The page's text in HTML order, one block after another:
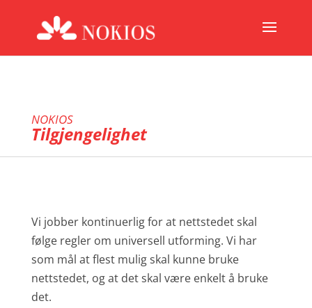
NOKIOS
Tilgjengelighet
Vi jobber kontinuerlig for at nettstedet skal
følge regler om universell utforming. Vi har
som mål at flest mulig skal kunne bruke
nettstedet, og at det skal være enkelt å bruke
det.